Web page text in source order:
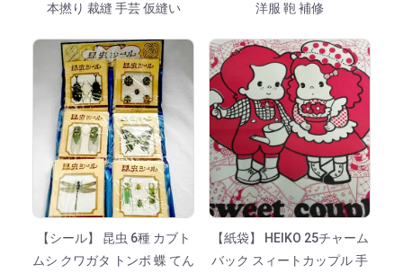
本撚り 裁縫 手芸 仮縫い
洋服 鞄 補修
【シール】 昆虫 6種 カブト
ムシ クワガタ トンボ 蝶 てん
【紙袋】 HEIKO 25チャーム
バック スィートカップル 手